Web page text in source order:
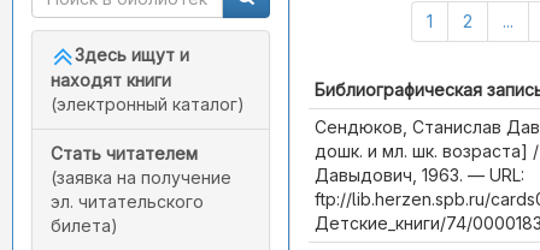
Здесь ищут и
находят книги
(электронный каталог)
Стать читателем
(заявка на получение
эл. читательского
билета)
1 2 ...
Библиографическая
Сендюков, Станислав
дошк. и мл. шк. возраста]
Давыдович, 1963. — URL:
ftp://lib.herzen.spb.ru/
Детские_книги/74/